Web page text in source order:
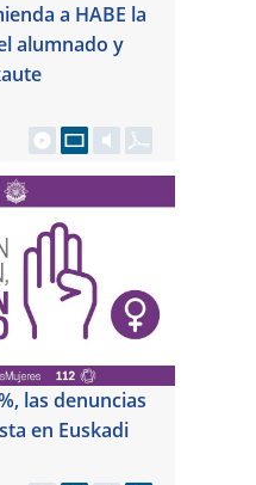
a HABE la
alumnado y
las denuncias
en Euskadi